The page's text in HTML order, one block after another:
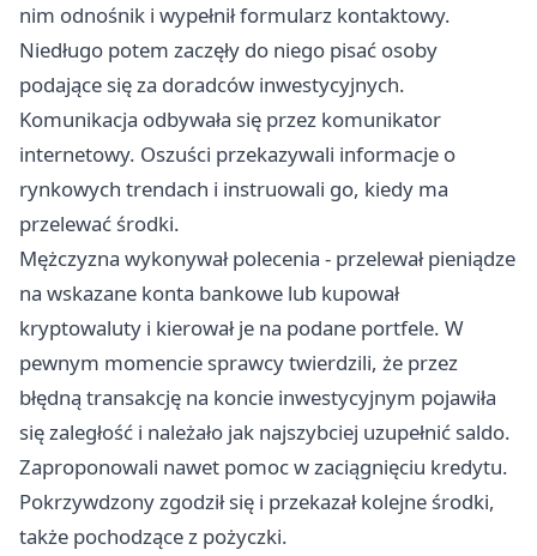
nim odnośnik i wypełnił formularz kontaktowy.
Niedługo potem zaczęły do niego pisać osoby
podające się za doradców inwestycyjnych.
Komunikacja odbywała się przez komunikator
internetowy. Oszuści przekazywali informacje o
rynkowych trendach i instruowali go, kiedy ma
przelewać środki.
Mężczyzna wykonywał polecenia - przelewał pieniądze
na wskazane konta bankowe lub kupował
kryptowaluty i kierował je na podane portfele. W
pewnym momencie sprawcy twierdzili, że przez
błędną transakcję na koncie inwestycyjnym pojawiła
się zaległość i należało jak najszybciej uzupełnić saldo.
Zaproponowali nawet pomoc w zaciągnięciu kredytu.
Pokrzywdzony zgodził się i przekazał kolejne środki,
także pochodzące z pożyczki.